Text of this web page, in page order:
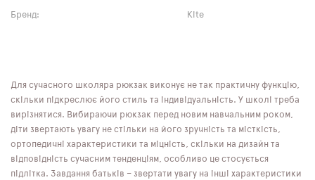
Бренд:
Kite
Для сучасного школяра рюкзак виконує не так практичну функцію,
скільки підкреслює його стиль та індивідуальність. У школі треба
вирізнятися. Вибираючи рюкзак перед новим навчальним роком,
діти звертають увагу не стільки на його зручність та місткість,
ортопедичні характеристики та міцність, скільки на дизайн та
відповідність сучасним тенденціям, особливо це стосується
підлітка. Завдання батьків – звертати увагу на інші характеристики